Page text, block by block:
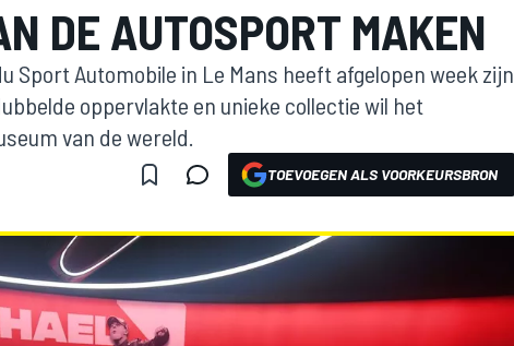
DE AUTOSPORT MAKEN
Sport Automobile in Le Mans heeft afgelopen week zijn
oppervlakte en unieke collectie wil het
van de wereld.
TOEVOEGEN ALS VOORKEURSBRON